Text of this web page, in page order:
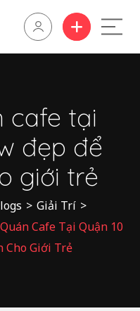
cafe tại
đẹp để
giới trẻ
> Giải Trí >
Cafe Tại Quận 10
Cho Giới Trẻ